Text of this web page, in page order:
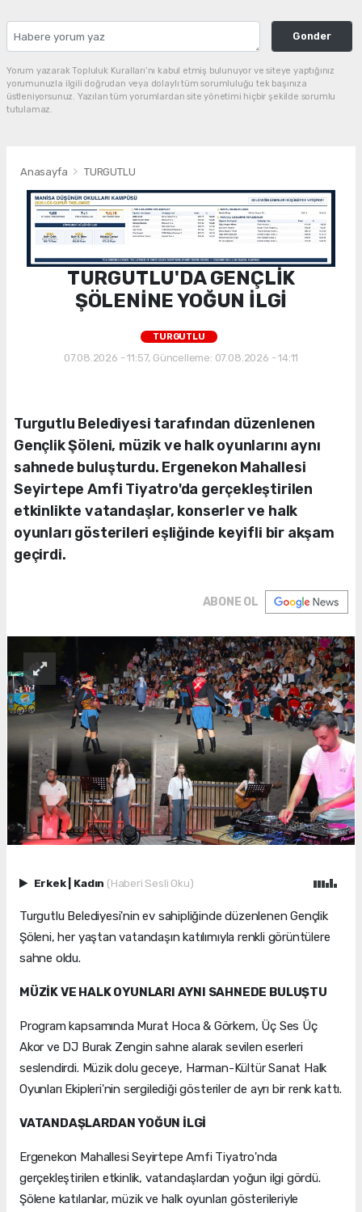
Gonder
Yorum yazarak Topluluk Kuralları’nı kabul etmiş bulunuyor ve siteye yaptığınız
yorumunuzla ilgili doğrudan veya dolaylı tüm sorumluluğu tek başınıza
üstleniyorsunuz. Yazılan tüm yorumlardan site yönetimi hiçbir şekilde sorumlu
tutulamaz.
Anasayfa TURGUTLU
TURGUTLU'DA GENÇLİK
ŞÖLENİNE YOĞUN İLGİ
TURGUTLU
07.08.2026 - 11:57, Güncelleme: 07.08.2026 - 14:11
Turgutlu Belediyesi tarafından düzenlenen
Gençlik Şöleni, müzik ve halk oyunlarını aynı
sahnede buluşturdu. Ergenekon Mahallesi
Seyirtepe Amfi Tiyatro'da gerçekleştirilen
etkinlikte vatandaşlar, konserler ve halk
oyunları gösterileri eşliğinde keyifli bir akşam
geçirdi.
ABONE OL
Erkek Kadın (Haberi Sesli Oku)
Turgutlu Belediyesi'nin ev sahipliğinde düzenlenen Gençlik
Şöleni, her yaştan vatandaşın katılımıyla renkli görüntülere
sahne oldu.
MÜZİK VE HALK OYUNLARI AYNI SAHNEDE BULUŞTU
Program kapsamında Murat Hoca & Görkem, Üç Ses Üç
Akor ve DJ Burak Zengin sahne alarak sevilen eserleri
seslendirdi. Müzik dolu geceye, Harman-Kültür Sanat Halk
Oyunları Ekipleri'nin sergilediği gösteriler de ayrı bir renk kattı.
VATANDAŞLARDAN YOĞUN İLGİ
Ergenekon Mahallesi Seyirtepe Amfi Tiyatro'nda
gerçekleştirilen etkinlik, vatandaşlardan yoğun ilgi gördü.
Şölene katılanlar, müzik ve halk oyunları gösterileriyle